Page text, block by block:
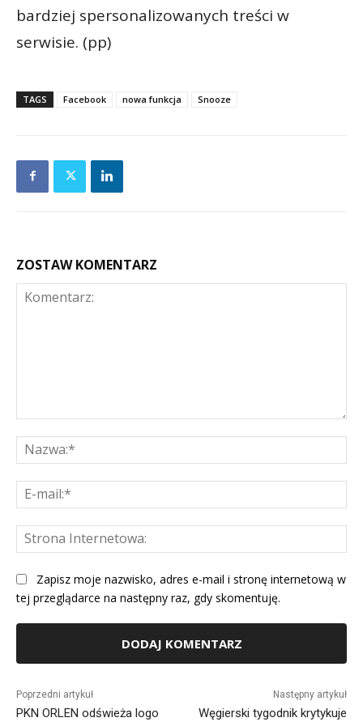
bardziej spersonalizowanych treści w
serwisie. (pp)
TAGS Facebook nowa funkcja Snooze
ZOSTAW KOMENTARZ
Zapisz moje nazwisko, adres e-mail i stronę internetową w
tej przeglądarce na następny raz, gdy skomentuję.
Poprzedni artykuł
PKN ORLEN odświeża logo
Następny artykuł
Węgierski tygodnik krytykuje